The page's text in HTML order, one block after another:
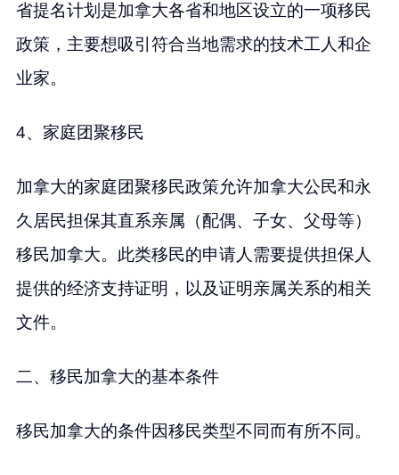
省提名计划是加拿大各省和地区设立的一项移民
政策，主要想吸引符合当地需求的技术工人和企
业家。
4、家庭团聚移民
加拿大的家庭团聚移民政策允许加拿大公民和永
久居民担保其直系亲属（配偶、子女、父母等）
移民加拿大。此类移民的申请人需要提供担保人
提供的经济支持证明，以及证明亲属关系的相关
文件。
二、移民加拿大的基本条件
移民加拿大的条件因移民类型不同而有所不同。